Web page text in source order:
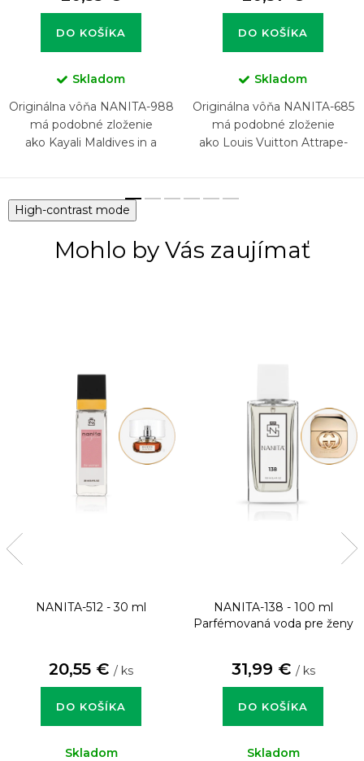
DO KOŠÍKA
Skladom
Originálna vôňa NANITA-988
má podobné zloženie
ako Kayali Maldives in a
DO KOŠÍKA
Skladom
Originálna vôňa NANITA-685
má podobné zloženie
ako Louis Vuitton Attrape-
High-contrast mode
Mohlo by Vás zaujímať
NANITA-512 - 30 ml
20,55 € / ks
DO KOŠÍKA
Skladom
NANITA-138 - 100 ml
Parfémovaná voda pre ženy
31,99 € / ks
DO KOŠÍKA
Skladom